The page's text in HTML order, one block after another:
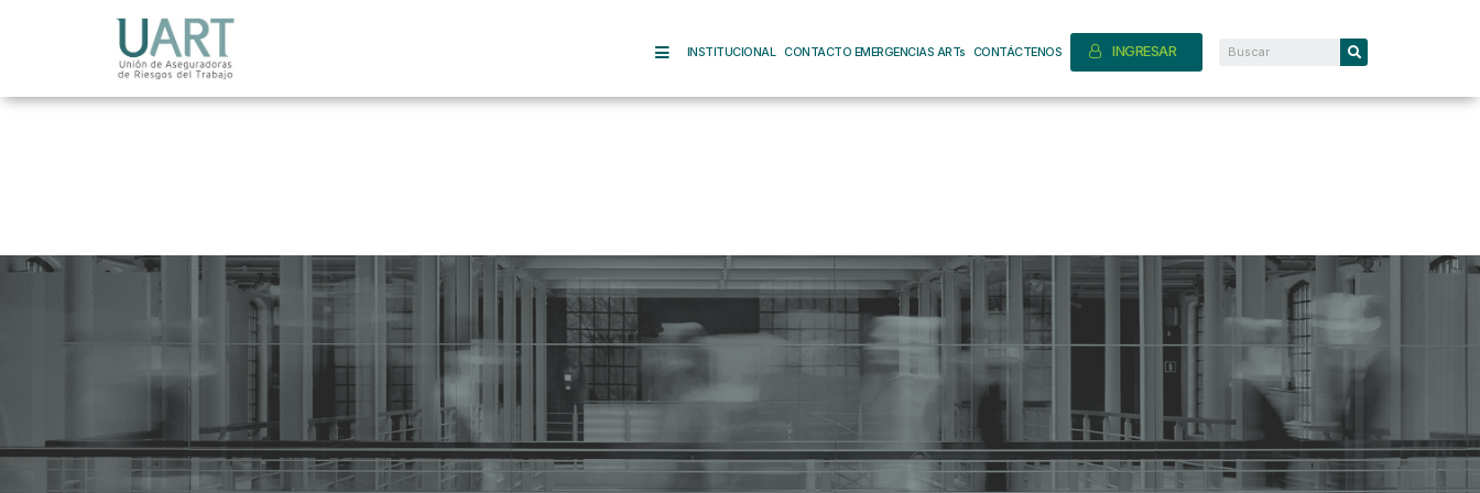
INSTITUCIONAL CONTACTO EMERGENCIAS ARTs CONTÁCTENOS INGRESAR